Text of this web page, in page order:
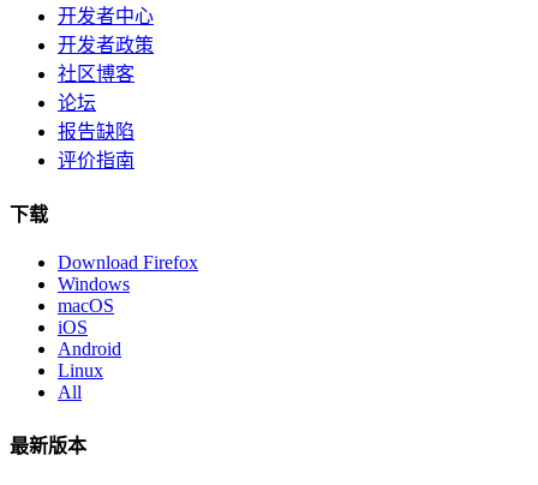
开发者中心
开发者政策
社区博客
论坛
报告缺陷
评价指南
下载
Download Firefox
Windows
macOS
iOS
Android
Linux
All
最新版本